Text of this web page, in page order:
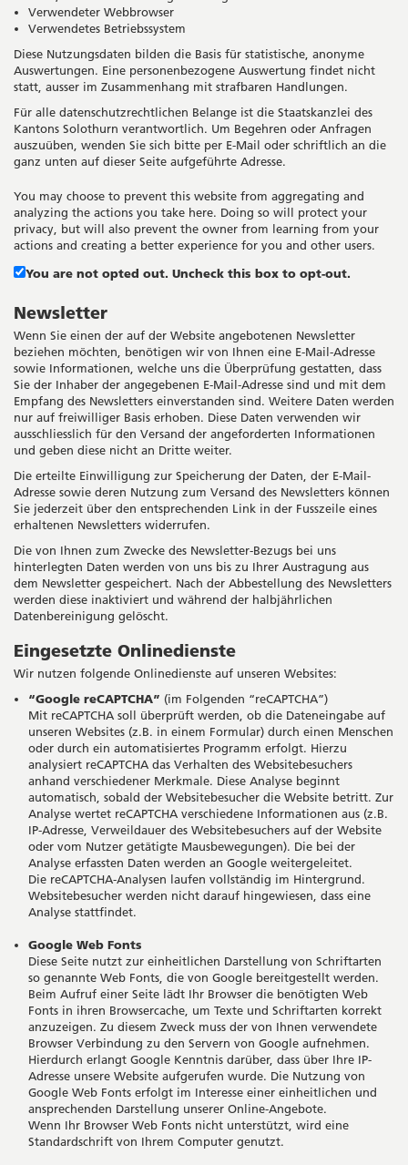
Verwendeter Webbrowser
Verwendetes Betriebssystem
Diese Nutzungsdaten bilden die Basis für statistische, anonyme
Auswertungen. Eine personenbezogene Auswertung findet nicht
statt, ausser im Zusammenhang mit strafbaren Handlungen.
Für alle datenschutzrechtlichen Belange ist die Staatskanzlei des
Kantons Solothurn verantwortlich. Um Begehren oder Anfragen
auszuüben, wenden Sie sich bitte per E-Mail oder schriftlich an die
ganz unten auf dieser Seite aufgeführte Adresse.
You may choose to prevent this website from aggregating and
analyzing the actions you take here. Doing so will protect your
privacy, but will also prevent the owner from learning from your
actions and creating a better experience for you and other users.
You are not opted out. Uncheck this box to opt-out.
Newsletter
Wenn Sie einen der auf der Website angebotenen Newsletter
beziehen möchten, benötigen wir von Ihnen eine E-Mail-Adresse
sowie Informationen, welche uns die Überprüfung gestatten, dass
Sie der Inhaber der angegebenen E-Mail-Adresse sind und mit dem
Empfang des Newsletters einverstanden sind. Weitere Daten werden
nur auf freiwilliger Basis erhoben. Diese Daten verwenden wir
ausschliesslich für den Versand der angeforderten Informationen
und geben diese nicht an Dritte weiter.
Die erteilte Einwilligung zur Speicherung der Daten, der E-Mail-
Adresse sowie deren Nutzung zum Versand des Newsletters können
Sie jederzeit über den entsprechenden Link in der Fusszeile eines
erhaltenen Newsletters widerrufen.
Die von Ihnen zum Zwecke des Newsletter-Bezugs bei uns
hinterlegten Daten werden von uns bis zu Ihrer Austragung aus
dem Newsletter gespeichert. Nach der Abbestellung des Newsletters
werden diese inaktiviert und während der halbjährlichen
Datenbereinigung gelöscht.
Eingesetzte Onlinedienste
Wir nutzen folgende Onlinedienste auf unseren Websites:
“Google reCAPTCHA” (im Folgenden “reCAPTCHA”)
Mit reCAPTCHA soll überprüft werden, ob die Dateneingabe auf
unseren Websites (z.B. in einem Formular) durch einen Menschen
oder durch ein automatisiertes Programm erfolgt. Hierzu
analysiert reCAPTCHA das Verhalten des Websitebesuchers
anhand verschiedener Merkmale. Diese Analyse beginnt
automatisch, sobald der Websitebesucher die Website betritt. Zur
Analyse wertet reCAPTCHA verschiedene Informationen aus (z.B.
IP-Adresse, Verweildauer des Websitebesuchers auf der Website
oder vom Nutzer getätigte Mausbewegungen). Die bei der
Analyse erfassten Daten werden an Google weitergeleitet.
Die reCAPTCHA-Analysen laufen vollständig im Hintergrund.
Websitebesucher werden nicht darauf hingewiesen, dass eine
Analyse stattfindet.
Google Web Fonts
Diese Seite nutzt zur einheitlichen Darstellung von Schriftarten
so genannte Web Fonts, die von Google bereitgestellt werden.
Beim Aufruf einer Seite lädt Ihr Browser die benötigten Web
Fonts in ihren Browsercache, um Texte und Schriftarten korrekt
anzuzeigen. Zu diesem Zweck muss der von Ihnen verwendete
Browser Verbindung zu den Servern von Google aufnehmen.
Hierdurch erlangt Google Kenntnis darüber, dass über Ihre IP-
Adresse unsere Website aufgerufen wurde. Die Nutzung von
Google Web Fonts erfolgt im Interesse einer einheitlichen und
ansprechenden Darstellung unserer Online-Angebote.
Wenn Ihr Browser Web Fonts nicht unterstützt, wird eine
Standardschrift von Ihrem Computer genutzt.